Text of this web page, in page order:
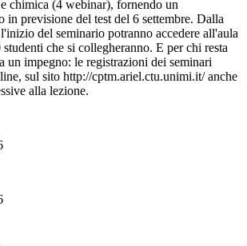
chimica (4 webinar), fornendo un
in previsione del test del 6 settembre. Dalla
del seminario potranno accedere all'aula
che si collegheranno. E per chi resta
un impegno: le registrazioni dei seminari
sul sito http://cptm.ariel.ctu.unimi.it/ anche
alla lezione.